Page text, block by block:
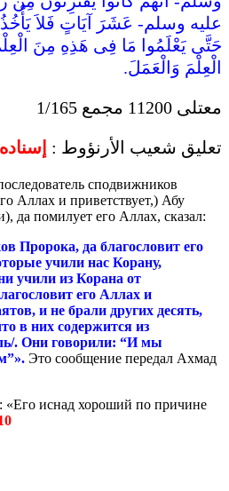
عليه وسلم- عَشَرَ آيَاتٍ فَلاَ
حَتَّى يَعْلَمُوا مَا فِى هَذِهِ مِنَ
الْعِلْمَ وَالْعَمَلَ.
معتلى 11200 مجمع 1/165
تعليق شعيب الأرنؤوط :
сподвижников
Аллах и приветствует,) Абу
да помилует его Аллах, сказал:
Пророка, да благословит его
учили нас Корану,
учили из Корана от
его Аллах и
и не брали других десять,
в них содержится из
. Они говорили: “И мы
”». Это сообщение передал Ахмад
«Его иснад хороший по причине